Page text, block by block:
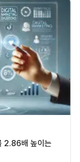
2.86배 높이는